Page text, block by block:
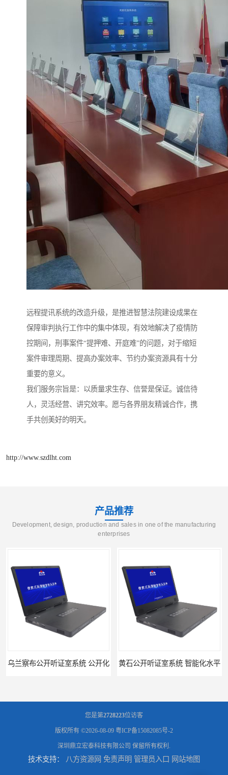
远程提讯系统的改造升级，是推进智慧法院建设成果在
保障审判执行工作中的集中体现，有效地解决了疫情防
控期间，刑事案件“提押难、开庭难”的问题，对于缩短
案件审理周期、提高办案效率、节约办案资源具有十分
重要的意义。
我们服务宗旨是：以质量求生存、信誉是保证。诚信待
人，灵活经营、讲究效率。愿与各界朋友精诚合作，携
手共创美好的明天。
http://www.szdlht.com
产品推荐
Development, design, production and sales in one of the manufacturing
enterprises
乌兰察布公开听证室系统 公开化 黄石公开听证室系统 智能化水平
您是第2728223位访客
版权所有 ©2026-08-09 粤ICP备15082085号-2
深圳鼎立宏泰科技有限公司 保留所有权利.
技术支持： 八方资源网 免责声明 管理员入口 网站地图